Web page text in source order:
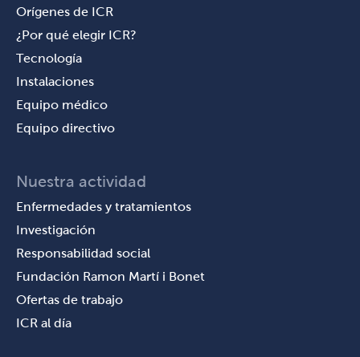
Orígenes de ICR
¿Por qué elegir ICR?
Tecnología
Instalaciones
Equipo médico
Equipo directivo
Nuestra actividad
Enfermedades y tratamientos
Investigación
Responsabilidad social
Fundación Ramon Martí i Bonet
Ofertas de trabajo
ICR al día